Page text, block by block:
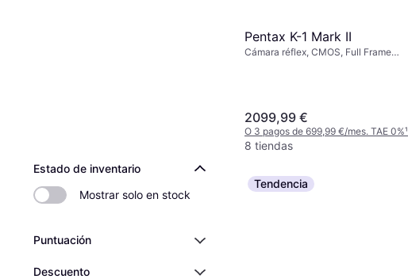
Estado de inventario
Mostrar solo en stock
Puntuación
Descuento
Pentax K-1 Mark II
Cámara réflex, CMOS, Full Frame
2099,99 €
O 3 pagos de 699,99 €/mes. TAE 0%¹
8 tiendas
Tendencia